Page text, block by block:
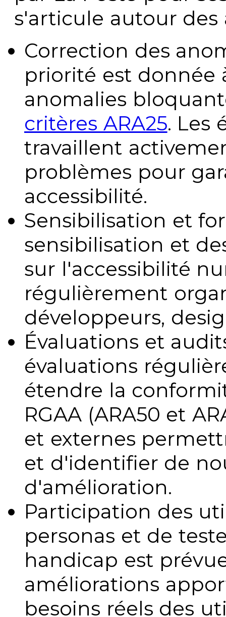
s'articule autour des
Correction des
priorité est donnée
anomalies
critères ARA25. Les
travaillent
problèmes pour
accessibilité.
Sensibilisation et
sensibilisation et
sur l'accessibilité
régulièrement
développeurs,
Évaluations et
évaluations
étendre la
RGAA (ARA50 et
et externes
et d'identifier de
d'amélioration.
Participation des
personas et de
handicap est
améliorations
besoins réels des